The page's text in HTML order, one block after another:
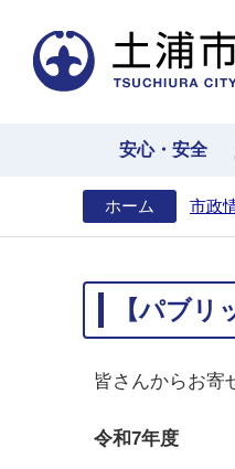
安心・安全
ホーム 市政
【パブ
皆さんからお寄
令和7年度